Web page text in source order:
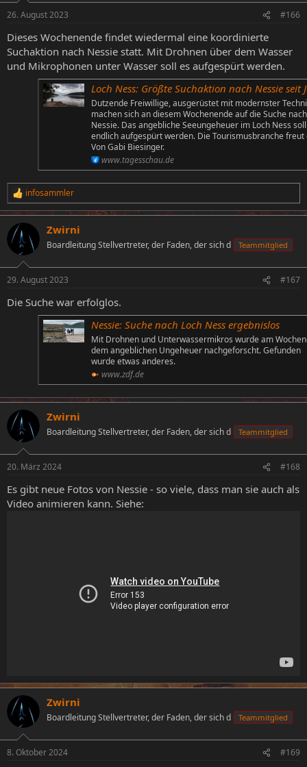
26. August 2023 #166
Dieses Wochenende findet wiedermal eine koordinierte
Suchaktion nach Nessie statt. Mit Drohnen über dem Wasser
und Mikrophonen unter Wasser soll es aufgespürt werden.
Loch Ness: Größte Suchaktion nach Nessie seit Jahrzehnten
Dutzende Freiwillige, ausgerüstet mit modernster
machen sich an diesem Wochenende auf die Suche nach
Nessie. Das angebliche Seeungeheuer im Loch Ness soll
endlich aufgespürt werden. Die Tourismusbranche freut
Von Gabi Biesinger.
www.tagesschau.de
R
e
a
k
t
i
e
:
infosammler
Zwirni
Boardleitung Stellvertreter, der Faden, der sich d Teammitglied
29. August 2023 #167
Die Suche war erfolglos.
Nessie: Suche nach Loch Ness ergebnislos
Mit Drohnen und Unterwassermikros wurde am
dem angeblichen Ungeheuer nachgeforscht. Gefunden
wurde etwas anderes.
www.zdf.de
Zwirni
Boardleitung Stellvertreter, der Faden, der sich d Teammitglied
20. März 2024 #168
Es gibt neue Fotos von Nessie - so viele, dass man sie auch als
Video animieren kann. Siehe:
Zwirni
Boardleitung Stellvertreter, der Faden, der sich d Teammitglied
8. Oktober 2024 #169